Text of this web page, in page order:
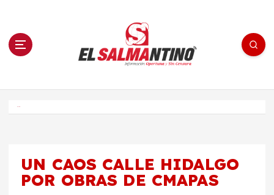
n El Salmantino - medios/noticias/editorial
UN CAOS CALLE HIDALGO
POR OBRAS DE CMAPAS